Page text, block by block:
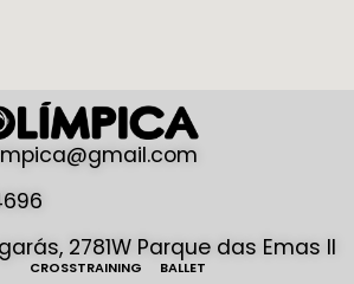
2781W Parque das Emas II
CROSSTRAINING
BALLET